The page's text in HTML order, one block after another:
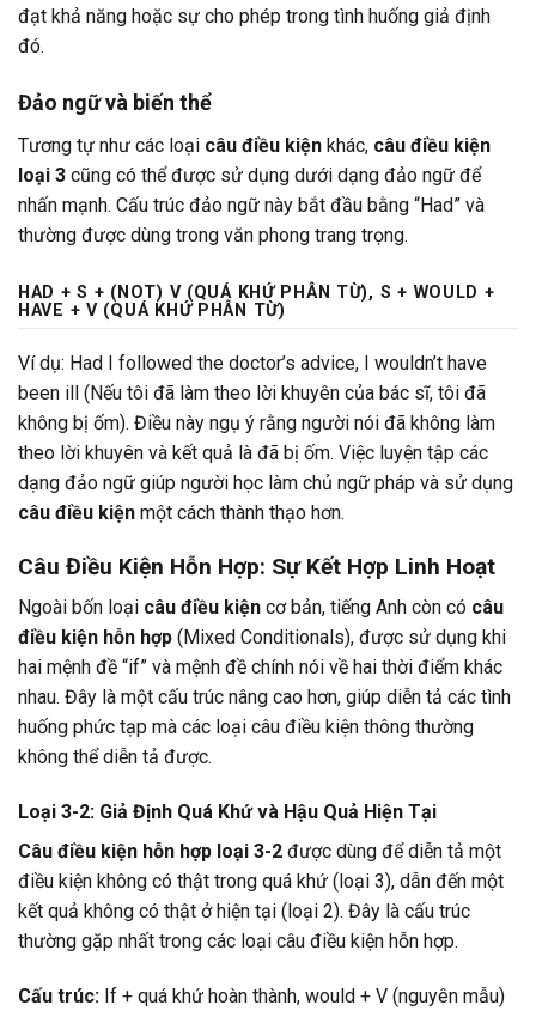
đạt khả năng hoặc sự cho phép trong tình huống giả định
đó.
Đảo ngữ và biến thể
Tương tự như các loại câu điều kiện khác, câu điều kiện
loại 3 cũng có thể được sử dụng dưới dạng đảo ngữ để
nhấn mạnh. Cấu trúc đảo ngữ này bắt đầu bằng “Had” và
thường được dùng trong văn phong trang trọng.
HAD + S + (NOT) V (QUÁ KHỨ PHÂN TỪ), S + WOULD +
HAVE + V (QUÁ KHỨ PHÂN TỪ)
Ví dụ: Had I followed the doctor’s advice, I wouldn’t have
been ill (Nếu tôi đã làm theo lời khuyên của bác sĩ, tôi đã
không bị ốm). Điều này ngụ ý rằng người nói đã không làm
theo lời khuyên và kết quả là đã bị ốm. Việc luyện tập các
dạng đảo ngữ giúp người học làm chủ ngữ pháp và sử dụng
câu điều kiện một cách thành thạo hơn.
Câu Điều Kiện Hỗn Hợp: Sự Kết Hợp Linh Hoạt
Ngoài bốn loại câu điều kiện cơ bản, tiếng Anh còn có câu
điều kiện hỗn hợp (Mixed Conditionals), được sử dụng khi
hai mệnh đề “if” và mệnh đề chính nói về hai thời điểm khác
nhau. Đây là một cấu trúc nâng cao hơn, giúp diễn tả các tình
huống phức tạp mà các loại câu điều kiện thông thường
không thể diễn tả được.
Loại 3-2: Giả Định Quá Khứ và Hậu Quả Hiện Tại
Câu điều kiện hỗn hợp loại 3-2 được dùng để diễn tả một
điều kiện không có thật trong quá khứ (loại 3), dẫn đến một
kết quả không có thật ở hiện tại (loại 2). Đây là cấu trúc
thường gặp nhất trong các loại câu điều kiện hỗn hợp.
Cấu trúc: If + quá khứ hoàn thành, would + V (nguyên mẫu)